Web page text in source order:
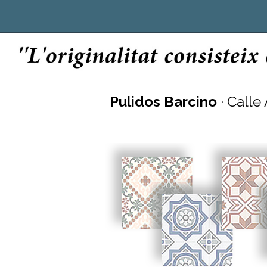
Pulidos Barcino ·